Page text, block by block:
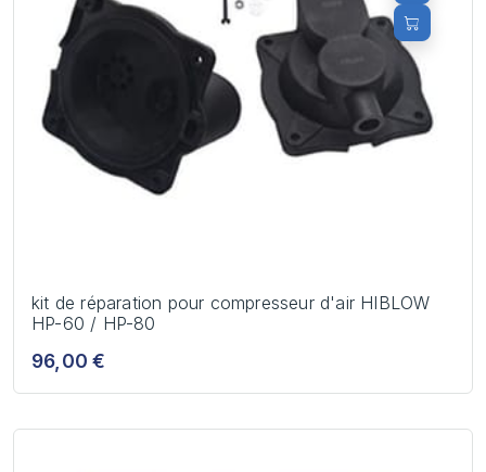
kit de réparation pour compresseur d'air HIBLOW
HP-60 / HP-80
96,00 €